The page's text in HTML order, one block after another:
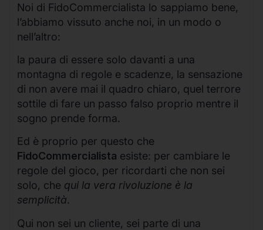
Noi di FidoCommercialista lo sappiamo bene,
l’abbiamo vissuto anche noi, in un modo o
nell’altro:
la paura di essere solo davanti a una
montagna di regole e scadenze, la sensazione
di non avere mai il quadro chiaro, quel terrore
sottile di fare un passo falso proprio mentre il
sogno prende forma.
Ed è proprio per questo che
FidoCommercialista esiste: per cambiare le
regole del gioco, per ricordarti che non sei
solo, che qui la vera rivoluzione è la
semplicità.
Qui non sei un cliente, sei parte di una